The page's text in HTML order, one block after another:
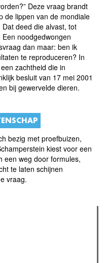
Deze vraag brandt
de lippen van de mondiale
deed die alvast, tot
noodgedwongen
dan maar: ben ik
te reproduceren? In
zachtheid die in
besluit van 17 mei 2001
bij gewervelde dieren.
bezig met proefbuizen,
kiest voor een
een weg door formules,
te laten schijnen
vraag.